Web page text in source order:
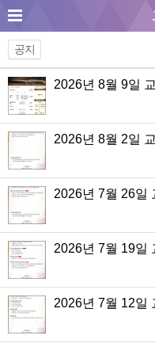
공지
2026년 8월 9일
2026년 8월 2일
2026년 7월 26일
2026년 7월 19일
2026년 7월 12일